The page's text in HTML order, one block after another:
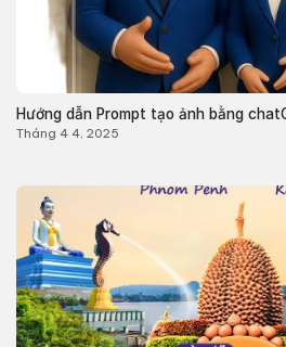
Hướng dẫn Prompt tạo ảnh bằng
Tháng 4 4, 2025